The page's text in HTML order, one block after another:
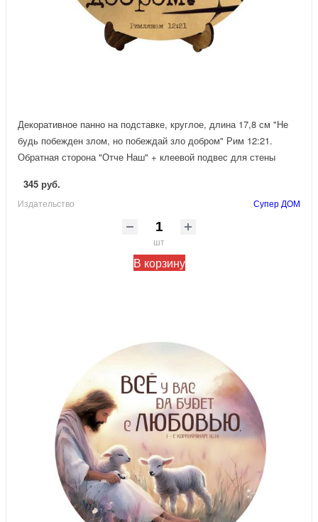
Декоративное панно на подставке, круглое, длина 17,8 см "Не
будь побежден злом, но побеждай зло добром" Рим 12:21.
Обратная сторона "Отче Наш" + клеевой подвес для стены
345 руб.
Издательство Супер ДОМ
шт
В корзину